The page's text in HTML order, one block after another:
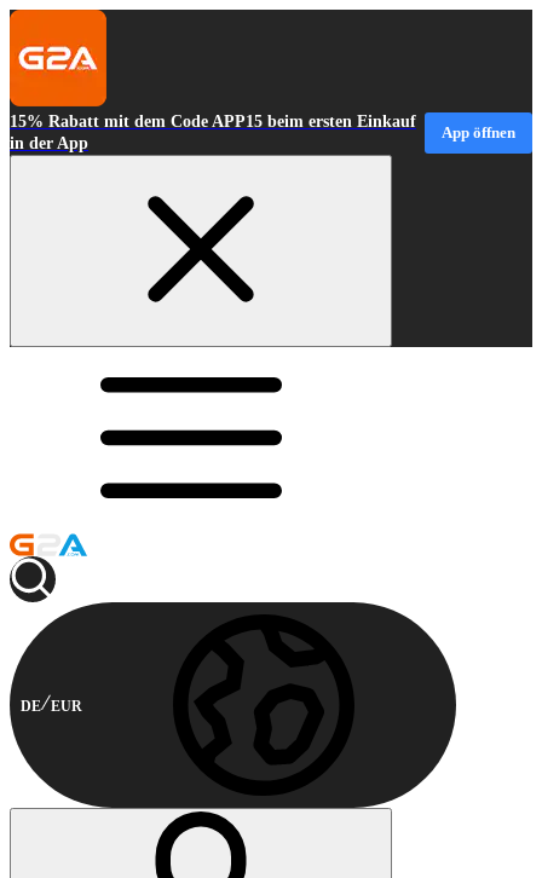
15% Rabatt mit dem Code APP15 beim ersten Einkauf
in der App
App öffnen
DE EUR